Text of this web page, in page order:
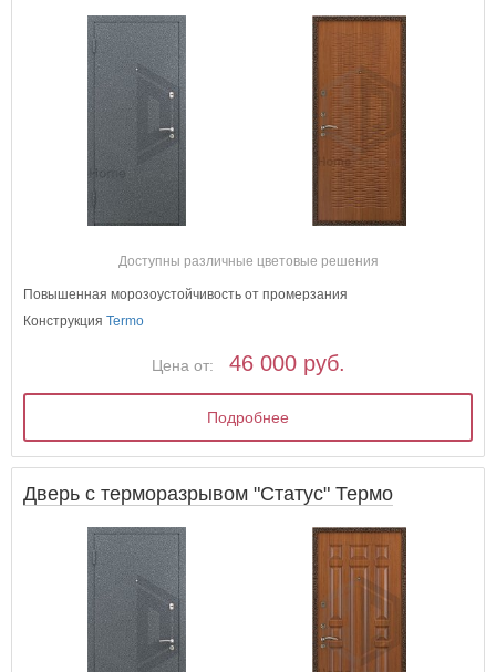
Доступны различные цветовые решения
Повышенная морозоустойчивость от промерзания
КонструкцияTermo
Цена от: 46 000 руб.
Подробнее
Дверь с терморазрывом "Статус" Термо